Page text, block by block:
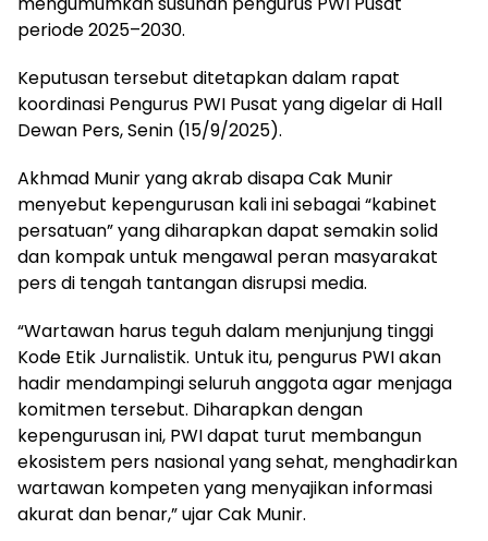
periode 2025–2030.
Keputusan tersebut ditetapkan dalam rapat
koordinasi Pengurus PWI Pusat yang digelar di Hall
Dewan Pers, Senin (15/9/2025).
Akhmad Munir yang akrab disapa Cak Munir
menyebut kepengurusan kali ini sebagai “kabinet
persatuan” yang diharapkan dapat semakin solid
dan kompak untuk mengawal peran masyarakat
pers di tengah tantangan disrupsi media.
“Wartawan harus teguh dalam menjunjung tinggi
Kode Etik Jurnalistik. Untuk itu, pengurus PWI akan
hadir mendampingi seluruh anggota agar menjaga
komitmen tersebut. Diharapkan dengan
kepengurusan ini, PWI dapat turut membangun
ekosistem pers nasional yang sehat, menghadirkan
wartawan kompeten yang menyajikan informasi
akurat dan benar,” ujar Cak Munir.